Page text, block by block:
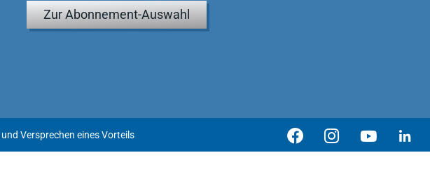
Zur Abonnement-Auswahl
Versprechen eines Vorteils